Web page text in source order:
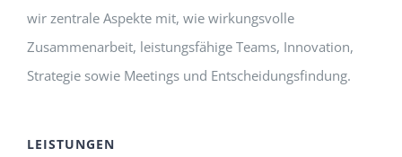
wir zentrale Aspekte mit, wie wirkungsvolle
Zusammenarbeit, leistungsfähige Teams, Innovation,
Strategie sowie Meetings und Entscheidungsfindung.
LEISTUNGEN